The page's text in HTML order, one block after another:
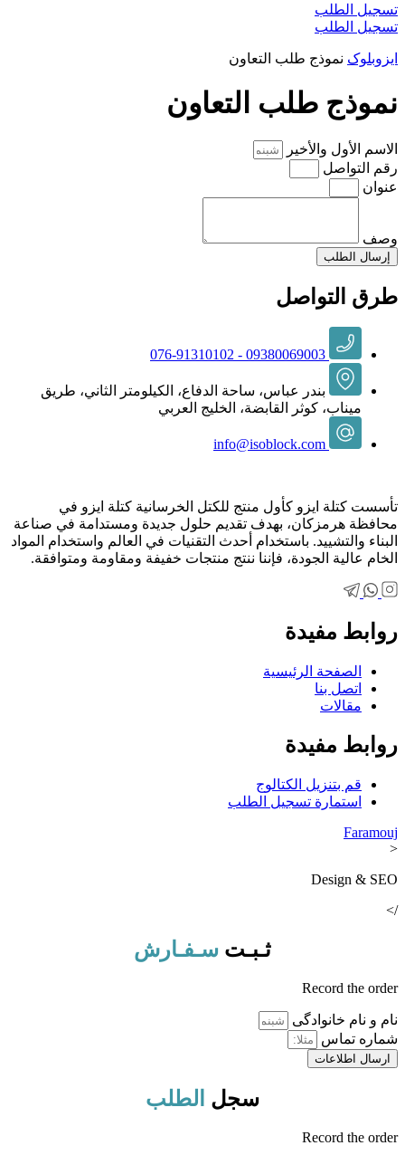
تسجيل الطلب
تسجيل الطلب
ایزوبلوک نموذج طلب التعاون
نموذج طلب التعاون
الاسم الأول والأخير
رقم التواصل
عنوان
وصف
إرسال الطلب
طرق التواصل
09380069003 - 076-91310102
بندر عباس، ساحة الدفاع، الكيلومتر الثاني، طريق
ميناب، كوثر القابضة، الخليج العربي
info@isoblock.com
تأسست كتلة ايزو كأول منتج للكتل الخرسانية كتلة ايزو في
محافظة هرمزكان، بهدف تقديم حلول جديدة ومستدامة في صناعة
البناء والتشييد. باستخدام أحدث التقنيات في العالم واستخدام المواد
الخام عالية الجودة، فإننا ننتج منتجات خفيفة ومقاومة ومتوافقة.
روابط مفيدة
الصفحة الرئيسية
اتصل بنا
مقالات
روابط مفيدة
قم بتنزيل الكتالوج
استمارة تسجيل الطلب
Faramouj
<
Design & SEO
/>
ثـبـت سـفـارش
Record the order
نام و نام خانوادگی
شماره تماس
ارسال اطلاعات
سجل الطلب
Record the order